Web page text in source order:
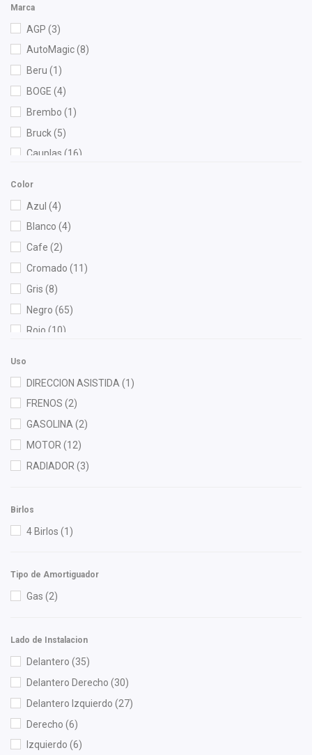
Marca
AGP (3)
AutoMagic(8)
Beru (1)
BOGE (4)
Brembo (1)
Bruck(5)
Cauplas (16)
Hella(1)
HUSHAN(3)
Injetech(2)
Interfil(1)
ISAKA(9)
M Series
MOTORFIL
Nissan (Original)
Purolator
Color
Azul (4)
Blanco (4)
Cafe (2)
Cromado (11)
Gris (8)
Negro (65)
Rojo (10)
Uso
DIRECCION ASISTIDA (1)
FRENOS (2)
GASOLINA(2)
MOTOR (12)
RADIADOR (3)
Birlos
4 Birlos (1)
Tipo de Amortiguador
Gas (2)
Lado de Instalacion
Delantero (35)
Delantero Derecho (30)
Delantero Izquierdo (27)
Derecho (6)
Izquierdo (6)